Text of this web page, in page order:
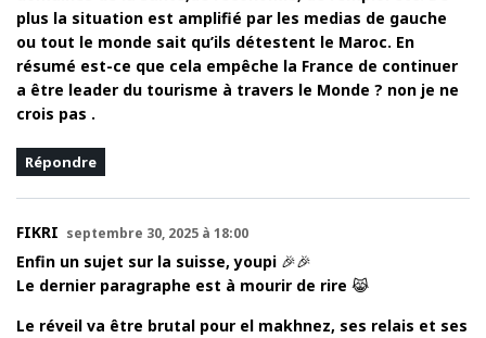
plus la situation est amplifié par les medias de gauche
ou tout le monde sait qu’ils détestent le Maroc. En
résumé est-ce que cela empêche la France de continuer
a être leader du tourisme à travers le Monde ? non je ne
crois pas .
Répondre
FIKRI septembre 30, 2025 à 18:00
Enfin un sujet sur la suisse, youpi 🎉🎉
Le dernier paragraphe est à mourir de rire 😹
Le réveil va être brutal pour el makhnez, ses relais et ses